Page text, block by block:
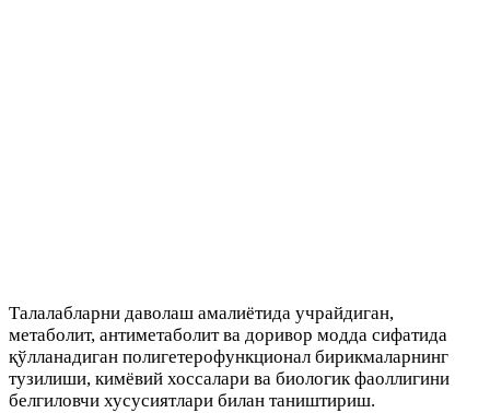
Талалабларни даволаш амалиётида учрайдиган,
метаболит, антиметаболит ва доривор модда сифатида
қўлланадиган полигетерофункционал бирикмаларнинг
тузилиши, кимёвий хоссалари ва биологик фаоллигини
белгиловчи хусусиятлари билан таништириш.